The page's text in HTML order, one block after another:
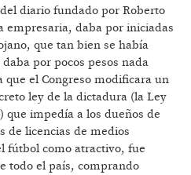
diario fundado por Roberto
empresaria, daba por iniciadas
que tan bien se había
por pocos pesos nada
que el Congreso modificara un
ley de la dictadura (la Ley
que impedía a los dueños de
de licencias de medios
fútbol como atractivo, fue
todo el país, comprando